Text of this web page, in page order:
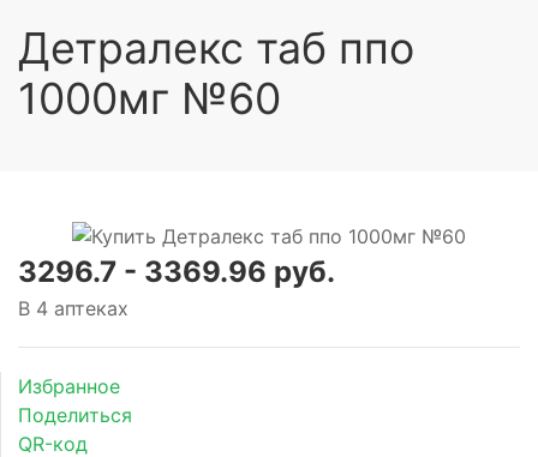
Детралекс таб ппо
1000мг №60
3296.7 - 3369.96 руб.
В 4 аптеках
Избранное
Поделиться
QR-код